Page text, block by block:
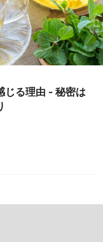
じる理由 - 秘密は